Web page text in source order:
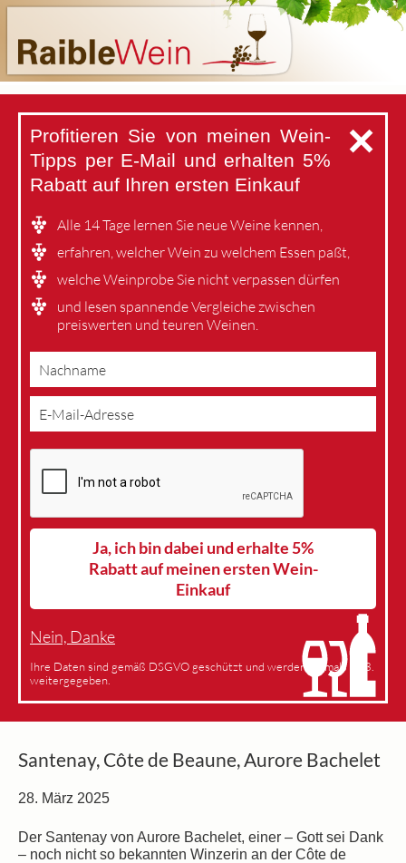
✕
Profitieren Sie von meinen Wein-
Tipps per E-Mail und erhalten 5%
Rabatt auf Ihren ersten Einkauf
Alle 14 Tage lernen Sie neue Weine kennen,
erfahren, welcher Wein zu welchem Essen paßt,
welche Weinprobe Sie nicht verpassen dürfen
und lesen spannende Vergleiche zwischen
preiswerten und teuren Weinen.
Ja, ich bin dabei und erhalte 5%
Rabatt auf meinen ersten Wein-
Einkauf
Nein, Danke
Ihre Daten sind gemäß DSGVO geschützt und werden niemals an 3.
weitergegeben.
Santenay, Côte de Beaune, Aurore Bachelet
28. März 2025
Der Santenay von Aurore Bachelet, einer – Gott sei Dank
– noch nicht so bekannten Winzerin an der Côte de